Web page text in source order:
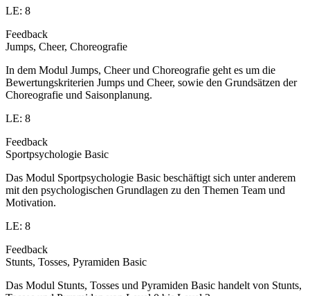
LE: 8
Feedback
Jumps, Cheer, Choreografie
In dem Modul Jumps, Cheer und Choreografie geht es um die
Bewertungskriterien Jumps und Cheer, sowie den Grundsätzen der
Choreografie und Saisonplanung.
LE: 8
Feedback
Sportpsychologie Basic
Das Modul Sportpsychologie Basic beschäftigt sich unter anderem
mit den psychologischen Grundlagen zu den Themen Team und
Motivation.
LE: 8
Feedback
Stunts, Tosses, Pyramiden Basic
Das Modul Stunts, Tosses und Pyramiden Basic handelt von Stunts,